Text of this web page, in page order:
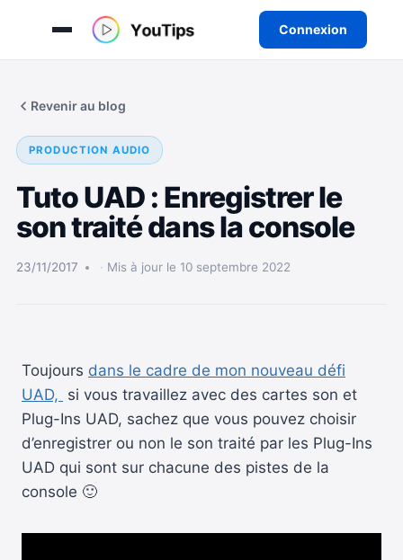
Connexion
Revenir au blog
PRODUCTION AUDIO
Tuto UAD : Enregistrer le
son traité dans la console
23/11/2017 Mis à jour le 10 septembre 2022
Toujours dans le cadre de mon nouveau défi
UAD, si vous travaillez avec des cartes son et
Plug-Ins UAD, sachez que vous pouvez choisir
d’enregistrer ou non le son traité par les Plug-Ins
UAD qui sont sur chacune des pistes de la
console 🙂